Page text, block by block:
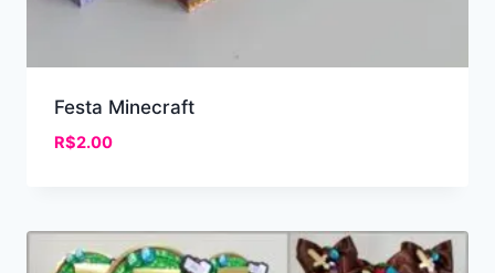
Festa Minecraft
R$2.00